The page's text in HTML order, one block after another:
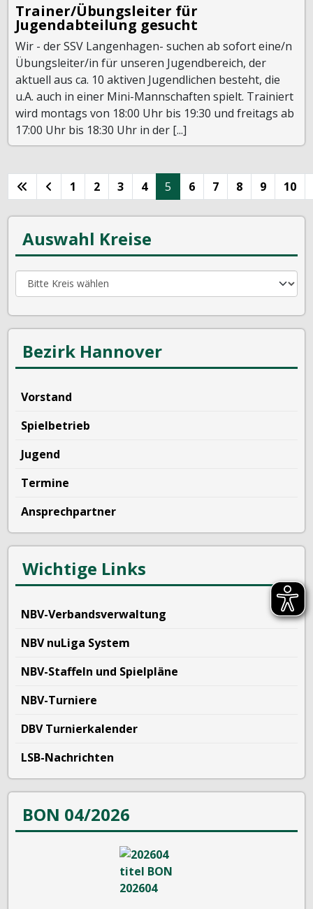
Trainer/Übungsleiter für
Jugendabteilung gesucht
Wir - der SSV Langenhagen- suchen ab sofort eine/n
Übungsleiter/in für unseren Jugendbereich, der
aktuell aus ca. 10 aktiven Jugendlichen besteht, die
u.A. auch in einer Mini-Mannschaften spielt. Trainiert
wird montags von 18:00 Uhr bis 19:30 und freitags ab
17:00 Uhr bis 18:30 Uhr in der [...]
1 2 3 4 5 6 7 8 9 10
Auswahl Kreise
Bezirk Hannover
Vorstand
Spielbetrieb
Jugend
Termine
Ansprechpartner
Wichtige Links
NBV-Verbandsverwaltung
NBV nuLiga System
NBV-Staffeln und Spielpläne
NBV-Turniere
DBV Turnierkalender
LSB-Nachrichten
BON 04/2026